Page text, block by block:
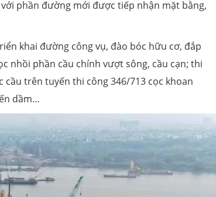
với phần đường mới được tiếp nhận mặt bằng,
khai đường công vụ, đào bóc hữu cơ, đắp
nhồi phần cầu chính vượt sông, cầu cạn; thi
cầu trên tuyến thi công 346/713 cọc khoan
dầm…